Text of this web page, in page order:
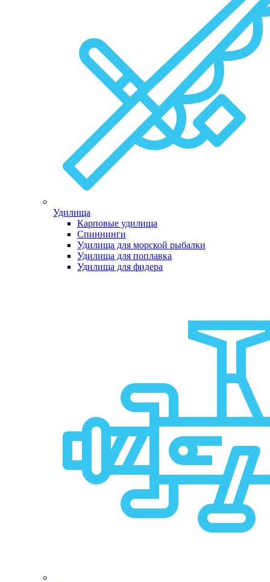
Удилища
Карповые удилища
Спиннинги
Удилища для морской рыбалки
Удилища для поплавка
Удилища для фидера